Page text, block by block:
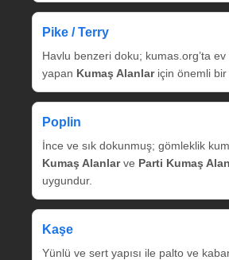
Pike / Terry
Havlu benzeri doku; kumas.org’ta
yapan Kumaş Alanlariçin önemli bir
Poplin
İnce ve sık dokunmuş; gömleklik
Kumaş Alanlarve Parti Kumaş
uygundur.
Kaşe
Yünlü ve sert yapısı ile palto ve